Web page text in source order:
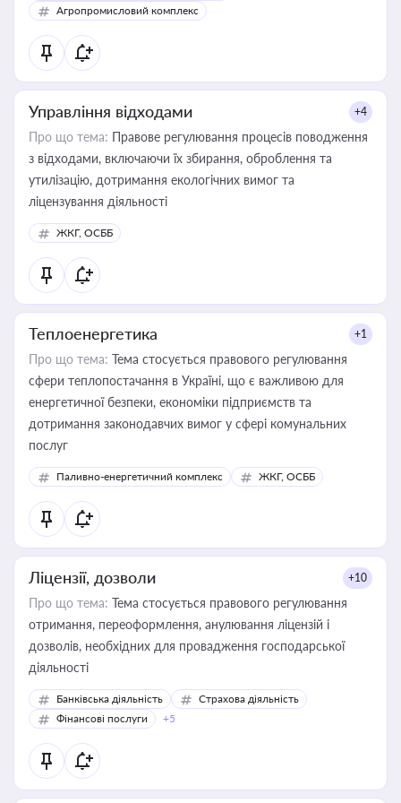
Агропромисловий комплекс
Управління відходами +4
Про що тема: Правове регулювання процесів поводження
з відходами, включаючи їх збирання, оброблення та
утилізацію, дотримання екологічних вимог та
ліцензування діяльності
ЖКГ, ОСББ
Теплоенергетика +1
Про що тема: Тема стосується правового регулювання
сфери теплопостачання в Україні, що є важливою для
енергетичної безпеки, економіки підприємств та
дотримання законодавчих вимог у сфері комунальних
послуг
Паливно-енергетичний комплекс ЖКГ, ОСББ
Ліцензії, дозволи +10
Про що тема: Тема стосується правового регулювання
отримання, переоформлення, анулювання ліцензій і
дозволів, необхідних для провадження господарської
діяльності
Банківська діяльність
Страхова діяльність
Фінансові послуги
+5